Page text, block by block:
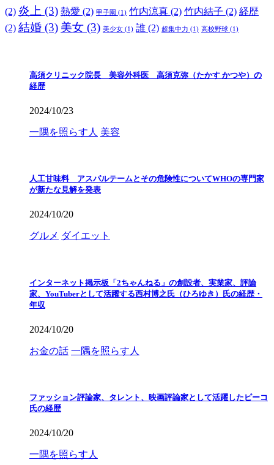
(2) 炎上 (3) 熱愛 (2) 甲子園 (1) 竹内涼真 (2) 竹内結子 (2) 経歴
(2) 結婚 (3) 美女 (3) 美少女 (1) 誰 (2) 超集中力 (1) 高校野球 (1)
高須クリニック院長 美容外科医 高須克弥（たかす かつや）の
経歴
2024/10/23
一隅を照らす人 美容
人工甘味料 アスパルテームとその危険性についてWHOの専門家
が新たな見解を発表
2024/10/20
グルメ ダイエット
インターネット掲示板「2ちゃんねる」の創設者、実業家、評論
家、YouTuberとして活躍する西村博之氏（ひろゆき）氏の経歴・
年収
2024/10/20
お金の話 一隅を照らす人
ファッション評論家、タレント、映画評論家として活躍したピーコ
氏の経歴
2024/10/20
一隅を照らす人